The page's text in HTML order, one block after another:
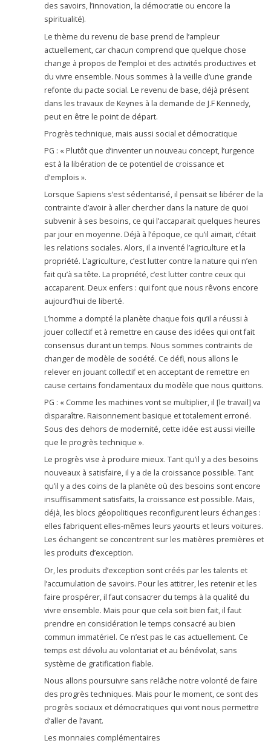
des savoirs, l’innovation, la démocratie ou encore la
spiritualité).
Le thème du revenu de base prend de l’ampleur
actuellement, car chacun comprend que quelque chose
change à propos de l’emploi et des activités productives et
du vivre ensemble. Nous sommes à la veille d’une grande
refonte du pacte social. Le revenu de base, déjà présent
dans les travaux de Keynes à la demande de J.F Kennedy,
peut en être le point de départ.
Progrès technique, mais aussi social et démocratique
PG : « Plutôt que d’inventer un nouveau concept, l’urgence
est à la libération de ce potentiel de croissance et
d’emplois ».
Lorsque Sapiens s’est sédentarisé, il pensait se libérer de la
contrainte d’avoir à aller chercher dans la nature de quoi
subvenir à ses besoins, ce qui l’accaparait quelques heures
par jour en moyenne. Déjà à l’époque, ce qu’il aimait, c’était
les relations sociales. Alors, il a inventé l’agriculture et la
propriété. L’agriculture, c’est lutter contre la nature qui n’en
fait qu’à sa tête. La propriété, c’est lutter contre ceux qui
accaparent. Deux enfers : qui font que nous rêvons encore
aujourd’hui de liberté.
L’homme a dompté la planète chaque fois qu’il a réussi à
jouer collectif et à remettre en cause des idées qui ont fait
consensus durant un temps. Nous sommes contraints de
changer de modèle de société. Ce défi, nous allons le
relever en jouant collectif et en acceptant de remettre en
cause certains fondamentaux du modèle que nous quittons.
PG : « Comme les machines vont se multiplier, il [le travail] va
disparaître. Raisonnement basique et totalement erroné.
Sous des dehors de modernité, cette idée est aussi vieille
que le progrès technique ».
Le progrès vise à produire mieux. Tant qu’il y a des besoins
nouveaux à satisfaire, il y a de la croissance possible. Tant
qu’il y a des coins de la planète où des besoins sont encore
insuffisamment satisfaits, la croissance est possible. Mais,
déjà, les blocs géopolitiques reconfigurent leurs échanges :
elles fabriquent elles-mêmes leurs yaourts et leurs voitures.
Les échangent se concentrent sur les matières premières et
les produits d’exception.
Or, les produits d’exception sont créés par les talents et
l’accumulation de savoirs. Pour les attitrer, les retenir et les
faire prospérer, il faut consacrer du temps à la qualité du
vivre ensemble. Mais pour que cela soit bien fait, il faut
prendre en considération le temps consacré au bien
commun immatériel. Ce n’est pas le cas actuellement. Ce
temps est dévolu au volontariat et au bénévolat, sans
système de gratification fiable.
Nous allons poursuivre sans relâche notre volonté de faire
des progrès techniques. Mais pour le moment, ce sont des
progrès sociaux et démocratiques qui vont nous permettre
d’aller de l’avant.
Les monnaies complémentaires